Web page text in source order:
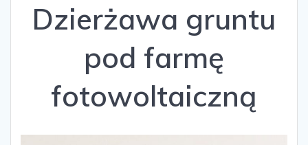
Dzierżawa gruntu
pod farmę
fotowoltaiczną